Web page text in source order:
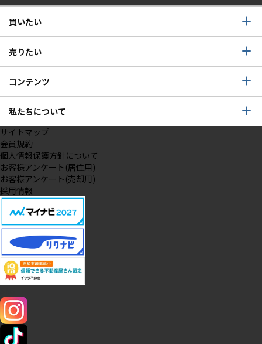
買いたい
売りたい
コンテンツ
私たちについて
サイトマップ
会員規約
個人情報保護方針について
お客様アンケート(居住用)
お客様アンケート(売却用)
採用情報